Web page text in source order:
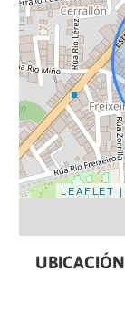
LEAFLET|